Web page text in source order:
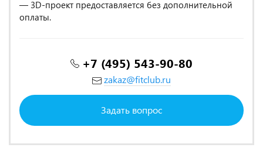
— 3D-проект предоставляется без дополнительной
оплаты.
+7 (495) 543-90-80
zakaz@fitclub.ru
Задать вопрос